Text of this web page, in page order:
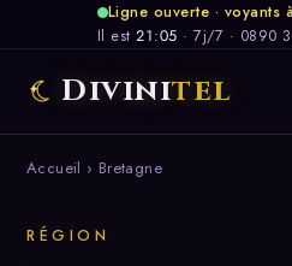
Ligne ouverte · voyants
Il est 21:05 · 7j/7 · 0890
Divinitel
Accueil › Bretagne
RÉGION